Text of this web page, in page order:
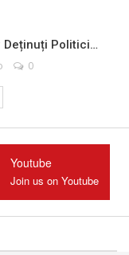
Deținuți Politici…
0
Youtube
Join us on Youtube